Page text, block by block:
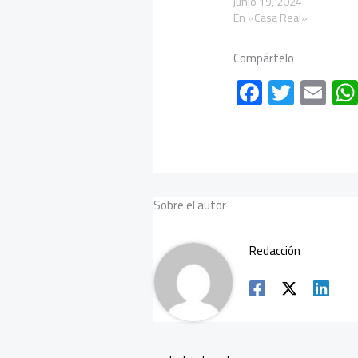
En «Casa Real»
Compártelo
F
ac
T
wi
E
m
Sobre el autor
Redacción